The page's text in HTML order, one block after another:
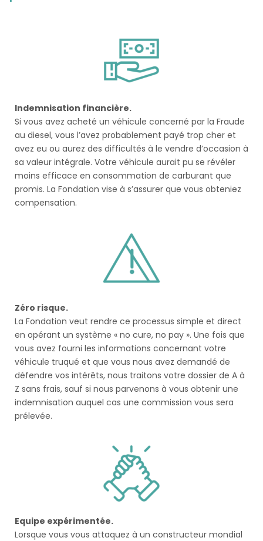
Indemnisation financière.
Si vous avez acheté un véhicule concerné par la Fraude
au diesel, vous l’avez probablement payé trop cher et
avez eu ou aurez des difficultés à le vendre d’occasion à
sa valeur intégrale. Votre véhicule aurait pu se révéler
moins efficace en consommation de carburant que
promis. La Fondation vise à s’assurer que vous obteniez
compensation.
Zéro risque.
La Fondation veut rendre ce processus simple et direct
en opérant un système « no cure, no pay ». Une fois que
vous avez fourni les informations concernant votre
véhicule truqué et que vous nous avez demandé de
défendre vos intérêts, nous traitons votre dossier de A à
Z sans frais, sauf si nous parvenons à vous obtenir une
indemnisation auquel cas une commission vous sera
prélevée.
Equipe expérimentée.
Lorsque vous vous attaquez à un constructeur mondial